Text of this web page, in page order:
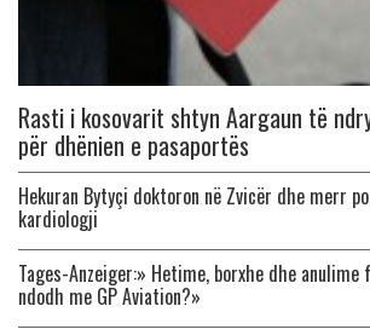
Rasti i kosovarit shtyn Aargaun të
për dhënien e pasaportës
Hekuran Bytyçi doktoron në Zvicër dhe merr
kardiologji
Tages-Anzeiger:» Hetime, borxhe dhe
ndodh me GP Aviation?»